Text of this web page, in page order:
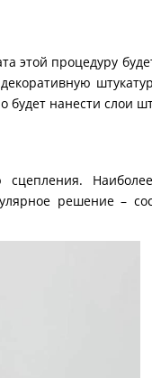
процедуру
нанести слои
решение –